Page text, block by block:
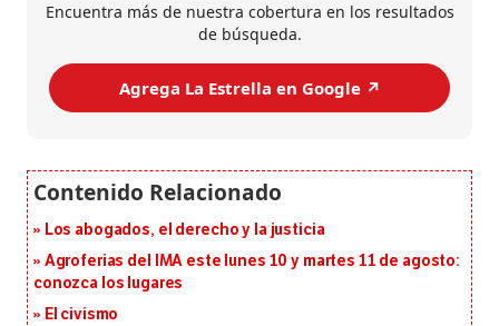
Encuentra más de nuestra cobertura en los resultados
de búsqueda.
Agrega La Estrella en Google ↗️
Los abogados, el derecho y la justicia
Agroferias del IMA este lunes 10 y martes 11 de agosto:
conozca los lugares
El civismo